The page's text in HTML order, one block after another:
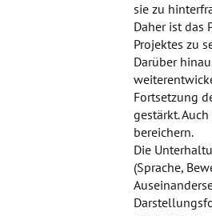
sie zu
Daher ist das
Projektes zu
Darüber
Fortsetzung
gestärkt.
bereichern.
Die
(Sprache,